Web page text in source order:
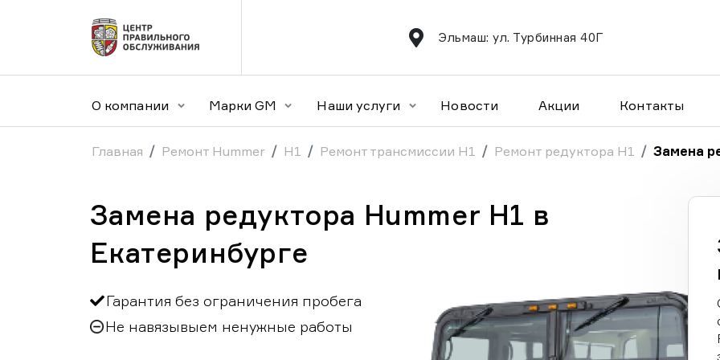
Эльмаш: ул. Турбинная 40Г
О компании Марки GM Наши услуги Новости Акции Контакты
Главная Ремонт Hummer H1 Ремонт трансмиссии H1 Ремонт редуктора H1 Замена
Замена редуктора Hummer H1 в
Екатеринбурге
Гарантия без ограничения пробега
Не навязывыем ненужные работы